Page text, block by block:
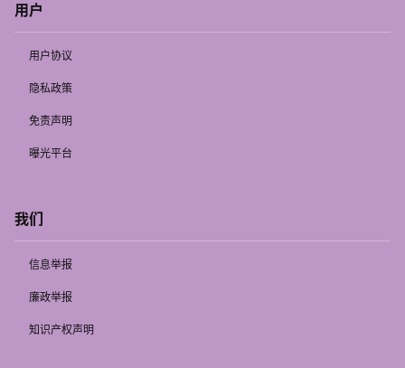
用户
用户协议
隐私政策
免责声明
曝光平台
我们
信息举报
廉政举报
知识产权声明